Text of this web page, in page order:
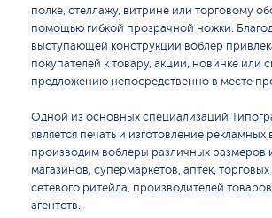
полке, стеллажу, витрине или торговому
помощью гибкой прозрачной ножки.
выступающей конструкции воблер
покупателей к товару, акции, новинке или
предложению непосредственно в месте
Одной из основных специализаций
является печать и изготовление
производим воблеры различных размеров
магазинов, супермаркетов, аптек,
сетевого ритейла, производителей
агентств.